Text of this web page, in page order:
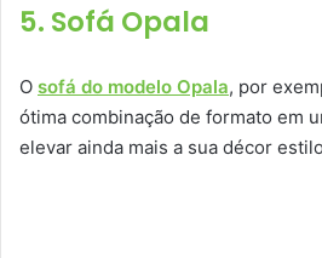
5. Sofá Opala
O sofá do modelo Opala, por
ótima combinação de formato em
elevar ainda mais a sua décor